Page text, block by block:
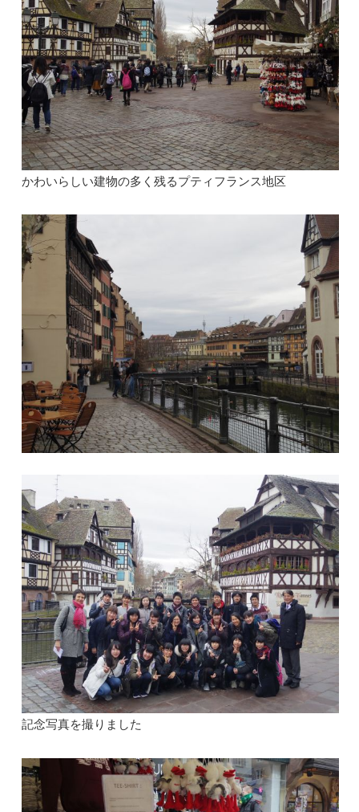
かわいらしい建物の多く残るプティフランス地区
記念写真を撮りました